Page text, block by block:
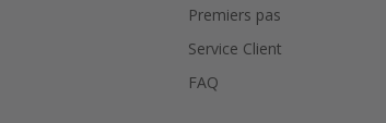
Premiers pas
Service Client
FAQ